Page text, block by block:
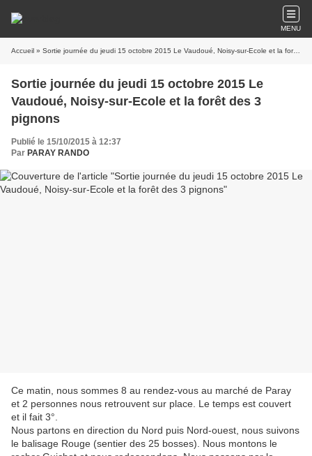
MENU
Accueil » Sortie journée du jeudi 15 octobre 2015 Le Vaudoué, Noisy-sur-Ecole et la forêt des 3 pignons
Sortie journée du jeudi 15 octobre 2015 Le
Vaudoué, Noisy-sur-Ecole et la forêt des 3
pignons
Publié le 15/10/2015 à 12:37
Par PARAY RANDO
Ce matin, nous sommes 8 au rendez-vous au marché de Paray
et 2 personnes nous retrouvent sur place. Le temps est couvert
et il fait 3°.
Nous partons en direction du Nord puis Nord-ouest, nous suivons
le balisage Rouge (sentier des 25 bosses). Nous montons le